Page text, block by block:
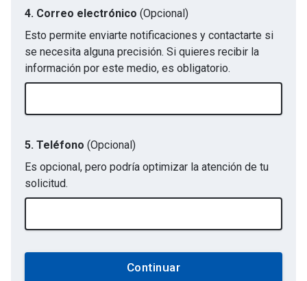
4. Correo electrónico (Opcional)
Esto permite enviarte notificaciones y contactarte si
se necesita alguna precisión. Si quieres recibir la
información por este medio, es obligatorio.
5. Teléfono (Opcional)
Es opcional, pero podría optimizar la atención de tu
solicitud.
Continuar